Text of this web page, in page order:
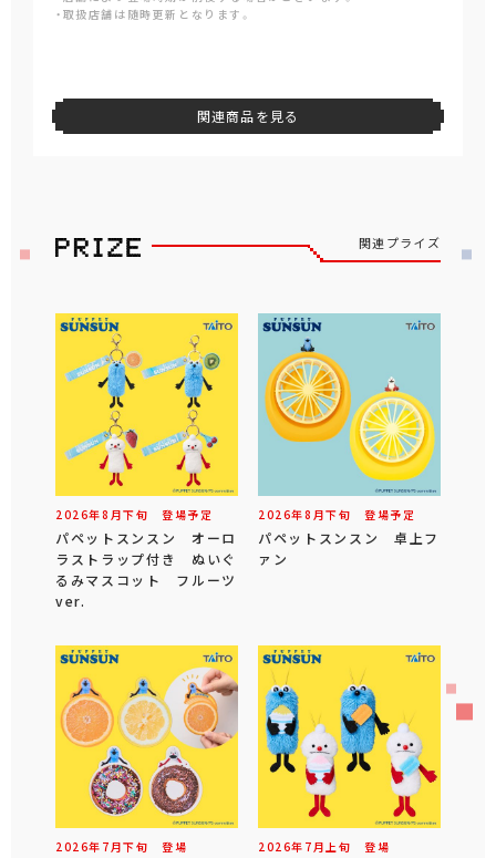
・取扱店舗は随時更新となります。
関連商品を見る
関連プライズ
2026年8 月下旬 登場予定
パペットスンスン オーロ
ラストラップ付き ぬいぐ
るみマスコット フルーツ
ver.
2026年8 月下旬 登場予定
パペットスンスン 卓上フ
ァン
2026年 7 月下旬 登場 2026年 7 月 上旬 登場